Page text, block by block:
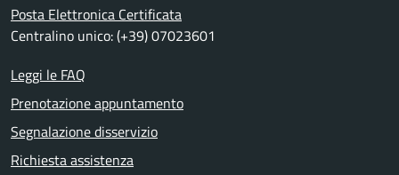
Posta Elettronica Certificata
Centralino unico: (+39) 07023601
Leggi le FAQ
Prenotazione appuntamento
Segnalazione disservizio
Richiesta assistenza